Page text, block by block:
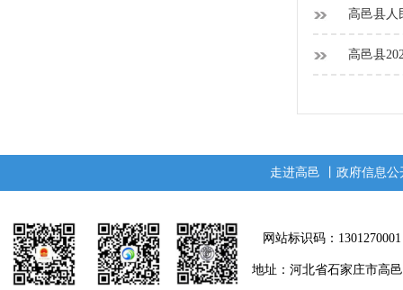
高邑县人
高邑县